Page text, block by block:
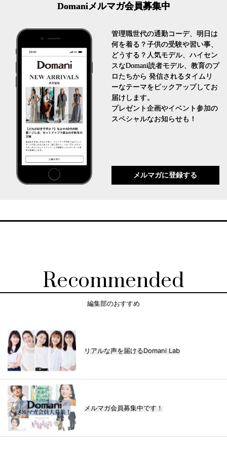
Domaniメルマガ会員募集中
管理職世代の通勤コーデ、明日は
何を着る？子供の受験や習い事、
どうする？人気モデル、ハイセン
スなDomani読者モデル、教育のプ
ロたちから 発信されるタイムリ
ーなテーマをピックアップしてお
届けします。
プレゼント企画やイベント参加の
スペシャルなお知らせも！
メルマガに登録する
Recommended
編集部のおすすめ
リアルな声を届けるDomani Lab
メルマガ会員募集中です！